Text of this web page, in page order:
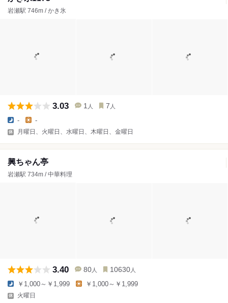
岩瀬駅 746m / かき氷
3.03 1 人 7 人
- -
月曜日、火曜日、水曜日、木曜日、金曜日
興ちゃん亭
岩瀬駅 734m / 中華料理
3.40 80 人 10630 人
￥1,000～￥1,999 ￥1,000～￥1,999
火曜日